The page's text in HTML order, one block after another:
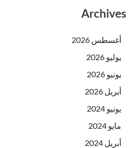
Archives
أغسطس 2026
يوليو 2026
يونيو 2026
أبريل 2026
يونيو 2024
مايو 2024
أبريل 2024